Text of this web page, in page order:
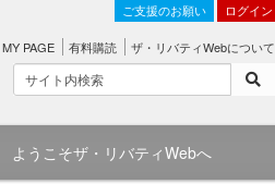
ご支援のお願い ログイン
MY PAGE 有料購読 ザ・リバティWebについて
ようこそザ・リバティWebへ